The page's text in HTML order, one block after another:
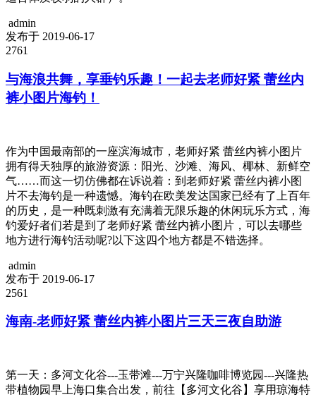
admin
发布于 2019-06-17
2761
与海浪共舞，享垂钓乐趣！一起去老师好紧 蕾丝内
裤小图片海钓！
作为中国最南部的一座滨海城市，老师好紧 蕾丝内裤小图片
拥有得天独厚的旅游资源：阳光、沙滩、海风、椰林、新鲜空
气……而这一切仿佛都在诉说着：到老师好紧 蕾丝内裤小图
片不去海钓是一种遗憾。海钓在欧美发达国家已经有了上百年
的历史，是一种既刺激有充满着无限乐趣的休闲玩乐方式，海
钓爱好者们若是到了老师好紧 蕾丝内裤小图片，可以去哪些
地方进行海钓活动呢?以下这四个地方都是不错选择。
admin
发布于 2019-06-17
2561
海南-老师好紧 蕾丝内裤小图片三天三夜自助游
第一天：多河文化谷---玉带滩---万宁兴隆咖啡博览园---兴隆热
带植物园早上海口集合出发，前往【多河文化谷】享用琼海特